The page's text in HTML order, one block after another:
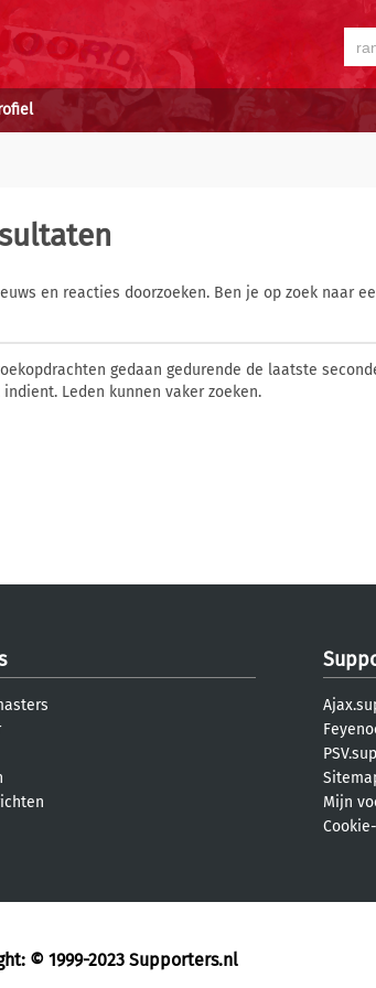
en reacties doorzoeken. Ben je op zoek naar
gedaan gedurende de laatste
Leden kunnen vaker zoeken.
Mijn
© 1999-2023 Supporters.nl